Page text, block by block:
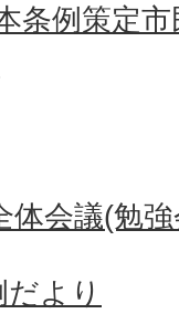
条例策定
体会議(勉
より